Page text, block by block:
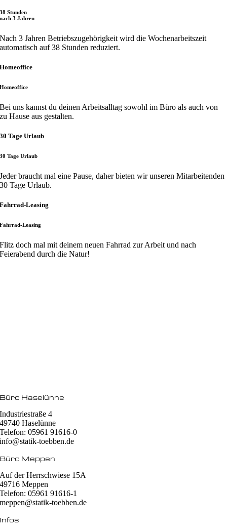
38 Stunden
nach 3 Jahren
Nach 3 Jahren Betriebszugehörigkeit wird die Wochenarbeitszeit
automatisch auf 38 Stunden reduziert.
Homeoffice
Homeoffice
Bei uns kannst du deinen Arbeitsalltag sowohl im Büro als auch von
zu Hause aus gestalten.
30 Tage Urlaub
30 Tage Urlaub
Jeder braucht mal eine Pause, daher bieten wir unseren Mitarbeitenden
30 Tage Urlaub.
Fahrrad-Leasing
Fahrrad-Leasing
Flitz doch mal mit deinem neuen Fahrrad zur Arbeit und nach
Feierabend durch die Natur!
Büro Haselünne
Industriestraße 4
49740 Haselünne
Telefon: 05961 91616-0
info@statik-toebben.de
Büro Meppen
Auf der Herrschwiese 15A
49716 Meppen
Telefon: 05961 91616-1
meppen@statik-toebben.de
Infos